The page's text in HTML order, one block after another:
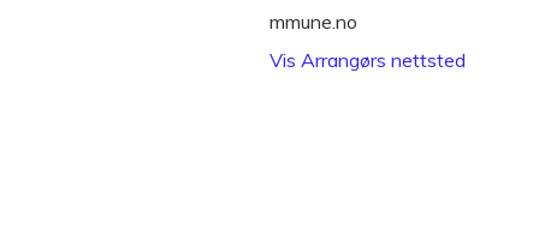
mmune.no
Vis Arrangørs nettsted